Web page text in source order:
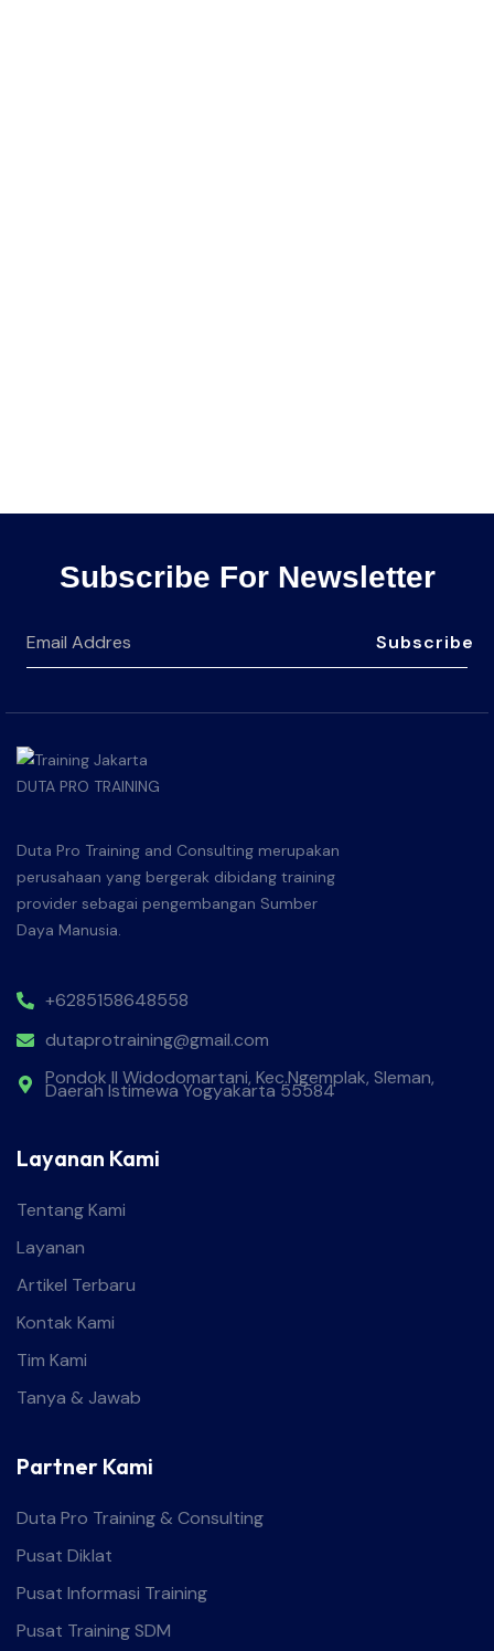
Subscribe For Newsletter
Subscribe
Duta Pro Training and Consulting merupakan
perusahaan yang bergerak dibidang training
provider sebagai pengembangan Sumber
Daya Manusia.
+6285158648558
dutaprotraining@gmail.com
Pondok II Widodomartani, Kec.Ngemplak, Sleman,
Daerah Istimewa Yogyakarta 55584
Layanan Kami
Tentang Kami
Layanan
Artikel Terbaru
Kontak Kami
Tim Kami
Tanya & Jawab
Partner Kami
Duta Pro Training & Consulting
Pusat Diklat
Pusat Informasi Training
Pusat Training SDM